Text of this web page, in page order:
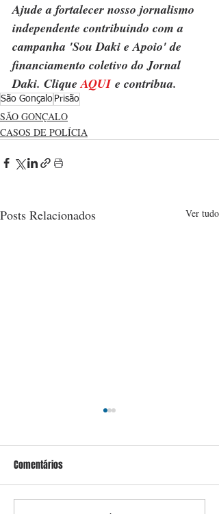
Ajude a fortalecer nosso jornalismo
independente contribuindo com a
campanha 'Sou Daki e Apoio' de
financiamento coletivo do Jornal
Daki. Clique AQUI e contribua.
São Gonçalo Prisão
SÃO GONÇALO
CASOS DE POLÍCIA
Posts Relacionados Ver tudo
Comentários